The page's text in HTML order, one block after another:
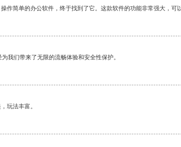
作简单的办公软件，终于找到了它。这款软件的功能非常强大，可
我们带来了无限的流畅体验和安全性保护。
玩法丰富。